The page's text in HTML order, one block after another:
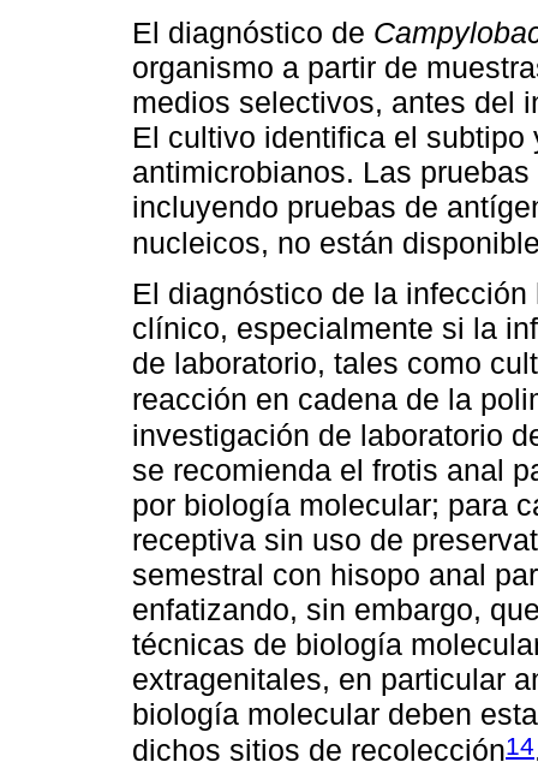
El diagnóstico de
organismo a partir de
medios selectivos, antes del
El cultivo identifica el
antimicrobianos. Las
incluyendo pruebas de
nucleicos, no están
El diagnóstico de la
clínico, especialmente si la
de laboratorio, tales como
reacción en cadena de la
investigación de laboratorio
se recomienda el frotis anal
por biología molecular; para
receptiva sin uso de
semestral con hisopo anal
enfatizando, sin embargo,
técnicas de biología
extragenitales, en particular
biología molecular deben
dichos sitios de recolección14